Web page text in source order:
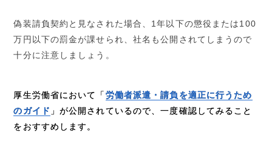
偽装請負契約と見なされた場合、1年以下の懲役または100
万円以下の罰金が課せられ、社名も公開されてしまうので
十分に注意しましょう。
厚生労働省において「労働者派遣・請負を適正に行うため
のガイド 」が公開されているので、一度確認してみること
をおすすめします。